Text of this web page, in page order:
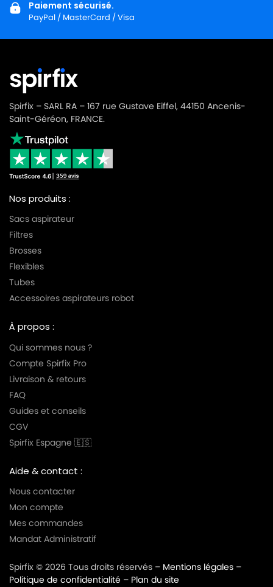
Paiement sécurisé.
PayPal / MasterCard / Visa
Spirfix – SARL RA – 167 rue Gustave Eiffel, 44150 Ancenis-
Saint-Géréon, FRANCE.
Nos produits :
Sacs aspirateur
Filtres
Brosses
Flexibles
Tubes
Accessoires aspirateurs robot
À propos :
Qui sommes nous ?
Compte Spirfix Pro
Livraison & retours
FAQ
Guides et conseils
CGV
Spirfix Espagne 🇪🇸
Aide & contact :
Nous contacter
Mon compte
Mes commandes
Mandat Administratif
Spirfix © 2026 Tous droits réservés – Mentions légales –
Politique de confidentialité – Plan du site